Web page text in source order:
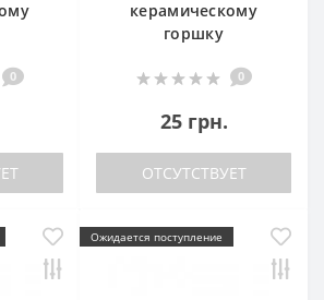
0
керамическому
горшку
0
25 грн.
ОТСУТСТВУЕТ
Ожидается поступление